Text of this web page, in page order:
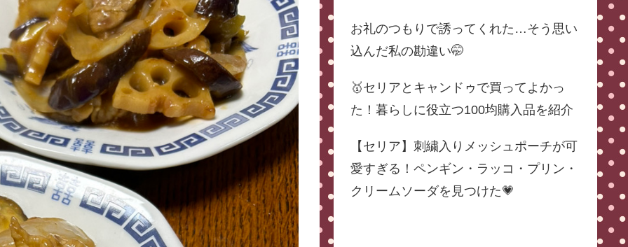
お礼のつもりで誘ってくれた…そう思い
込んだ私の勘違い🤭
🥇セリアとキャンドゥで買ってよかっ
た！暮らしに役立つ100均購入品を紹介
【セリア】刺繍入りメッシュポーチが可
愛すぎる！ペンギン・ラッコ・プリン・
クリームソーダを見つけた💗